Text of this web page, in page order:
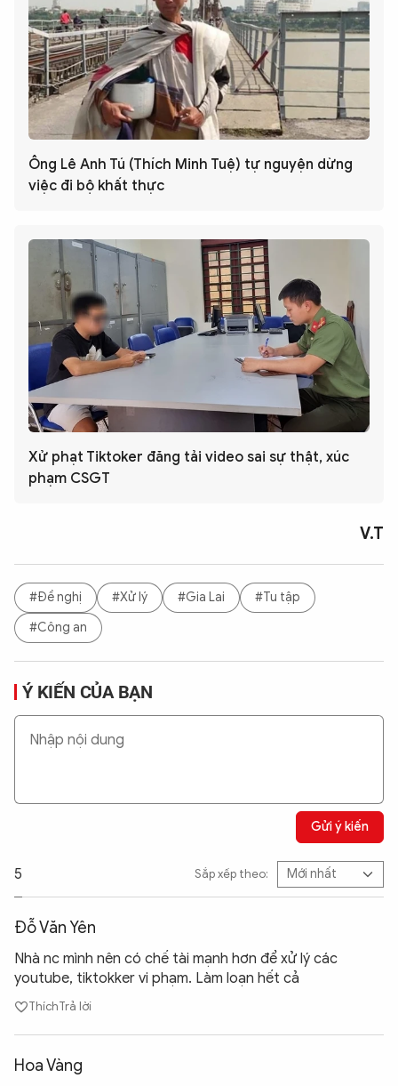
Ông Lê Anh Tú (Thích Minh Tuệ) tự nguyện dừng
việc đi bộ khất thực
Xử phạt Tiktoker đăng tải video sai sự thật, xúc
phạm CSGT
V.T
#Đề nghị #Xử lý #Gia Lai
#Tu tập
#Công an
Ý KIẾN CỦA BẠN
Gửi ý kiến
5 Sắp xếp theo:
Đỗ Văn Yên
Nhà nc mình nên có chế tài mạnh hơn để xử lý các
youtube, tiktokker vi phạm. Làm loạn hết cả
ThíchTrả lời
Hoa Vàng